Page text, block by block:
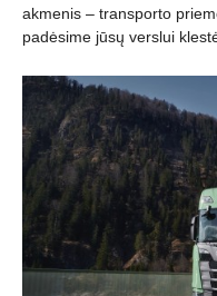
akmenis – transporto
padėsime jūsų verslui